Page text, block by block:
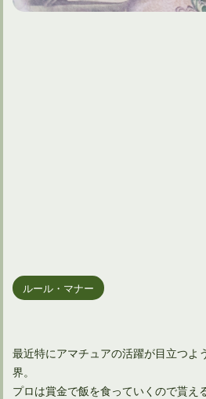
ルール・マナー
最近特にアマチュアの活躍が目立つよ
界。
プロは賞金で飯を食っていくので貰え